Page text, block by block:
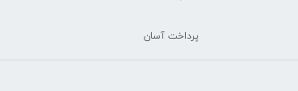
پرداخت آسان